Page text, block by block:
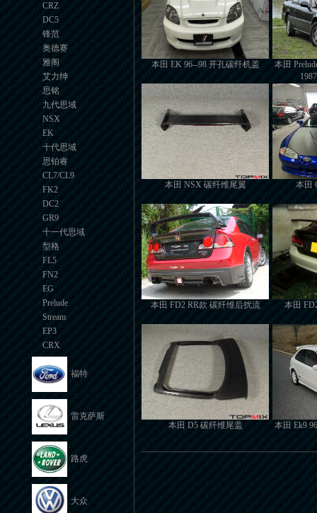
CRZ
DC5
锋范
奥德赛
雅阁
艾力绅
思铭
九代思域
NSX
EK
十代思域
思铂睿
CL7/CL9
FK2
DC2
GR9
十一代思域
型格
FL5
FN2
EG
Prelude
Stream
EP3
CRX
福特
雷克萨斯
路虎
大众
本田 EK 96--98 开孔碳纤机盖
本田
本田 NSX 碳纤维尾翼 本田
本田 FD2 RR款 碳纤维后扰流 本田
本田 D5 碳纤维尾盖 本田 Ek9